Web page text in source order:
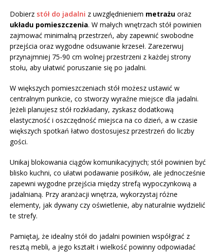
Dobierz stół do jadalni z uwzględnieniem metrażu oraz
układu pomieszczenia. W małych wnętrzach stół powinien
zajmować minimalną przestrzeń, aby zapewnić swobodne
przejścia oraz wygodne odsuwanie krzeseł. Zarezerwuj
przynajmniej 75-90 cm wolnej przestrzeni z każdej strony
stołu, aby ułatwić poruszanie się po jadalni.
W większych pomieszczeniach stół możesz ustawić w
centralnym punkcie, co stworzy wyraźne miejsce dla jadalni.
Jeżeli planujesz stół rozkładany, zyskasz dodatkową
elastyczność i oszczędność miejsca na co dzień, a w czasie
większych spotkań łatwo dostosujesz przestrzeń do liczby
gości.
Unikaj blokowania ciągów komunikacyjnych; stół powinien być
blisko kuchni, co ułatwi podawanie posiłków, ale jednocześnie
zapewni wygodne przejścia między strefą wypoczynkową a
jadalnianą. Przy aranżacji wnętrza, wykorzystaj różne
elementy, jak dywany czy oświetlenie, aby naturalnie wydzielić
te strefy.
Pamiętaj, że idealny stół do jadalni powinien współgrać z
resztą mebli, a jego kształt i wielkość powinny odpowiadać